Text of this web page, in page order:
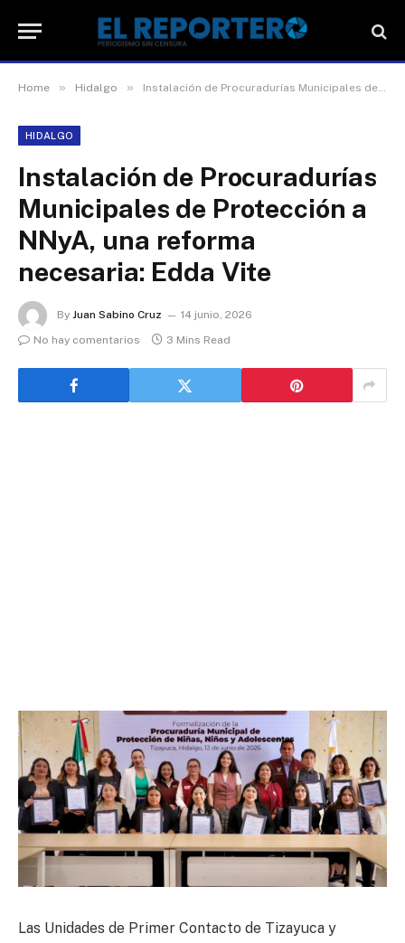
Home » Hidalgo » Instalación de Procuradurías Municipales de Protección a NNyA, una reforma necesaria: Edda Vite
HIDALGO
Instalación de Procuradurías
Municipales de Protección a
NNyA, una reforma
necesaria: Edda Vite
By Juan Sabino Cruz
14 junio, 2026
No hay comentarios
3 Mins Read
Las Unidades de Primer Contacto de Tizayuca y